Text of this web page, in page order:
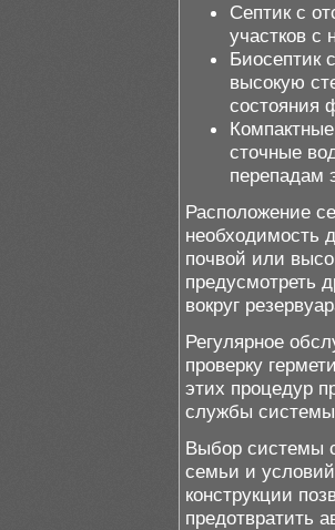
Септик с
участков с
Биосептик
высокую
состояния
сточные
перепадам
Расположение
необходимость
почвой или
предусмотреть
вокруг
Регулярное
проверку
этих процедур
службы
Выбор системы
семьи и
конструкции
предотвратить